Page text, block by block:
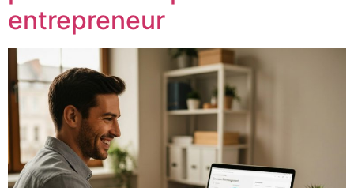
entrepreneur